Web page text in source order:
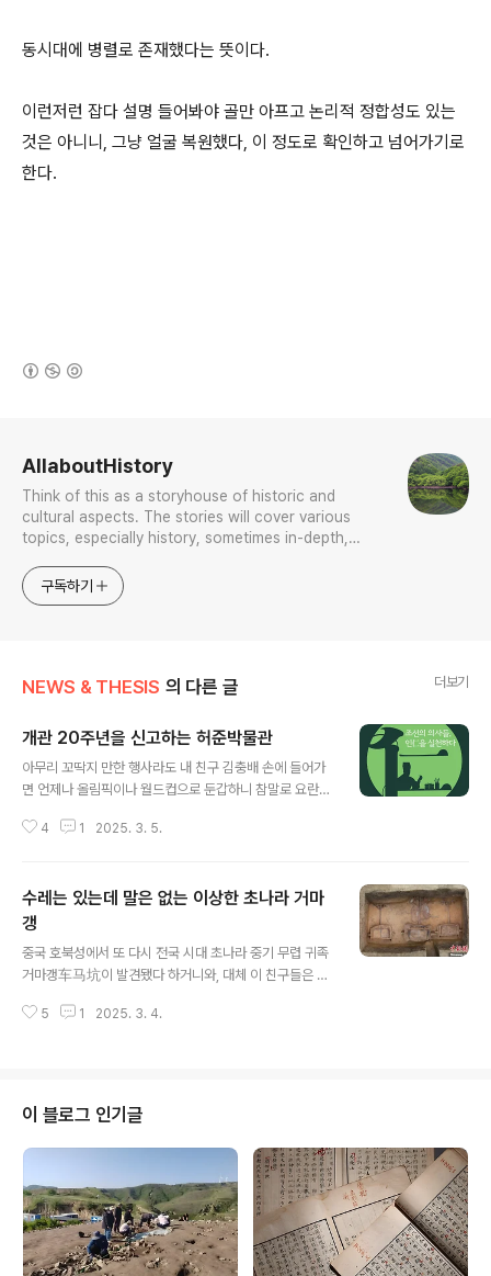
동시대에 병렬로 존재했다는 뜻이다.
이런저런 잡다 설명 들어봐야 골만 아프고 논리적 정합성도 있는
것은 아니니, 그냥 얼굴 복원했다, 이 정도로 확인하고 넘어가기로
한다.
AllaboutHistory
Think of this as a storyhouse of historic and
cultural aspects. The stories will cover various
topics, especially history, sometimes in-depth,
approach will be to resist any common sense or
generalized viewpoint
구독하기
NEWS & THESIS 의 다른 글 더보기
개관 20주년을 신고하는 허준박물관
아무리 꼬딱지 만한 행사라도 내 친구 김충배 손에 들어가
면 언제나 올림픽이나 월드컵으로 둔갑하니 참말로 요란스
영 공립박물관 사정이야 뻔하지 않겠는가?그런 데서도 저
춘배 대답은 같아서 간단히 추리면 그것이 국록을 먹는 자
의 도리라 한다.그래 맞다.공공성 공익성을 빼면 그게 공직
자 혹은 준공직자이겠는가?저런 일 하라 월급 받는 건데 저
런 일 되도록 잘 포장해서 내놓아야지 않겠는가?허준박물
관이 개관 20주년을 기념해 仁이라는 추상명사를 해체한
특별전을 준비한다.저에 초점하되 전시는 구상화해야 하니
4 1 2025. 3. 5.
수레는 있는데 말은 없는 이상한 초나라 거마
갱
중국 호북성에서 또 다시 전국 시대 초나라 중기 무렵 귀족
거마갱车马坑이 발견됐다 하거니와, 대체 이 친구들은 언
단 땅은 넓고 봐야 한다. 암튼 이르기를 최근 호북성 당양
은 동쪽, 수레는 서쪽에 배열하는 방식이며 3대 수레와 2
개마리 말을 매장한 것으로 드러났다 한다.저 첨부 사진이
뚜렷이 보이듯이 수레는 3대인데, 말은 꼴랑 두 마리만 보
인다. 말 두 마리가 석 대 수레를 끌었다는 말인가? 보통은
수레당 말 몇 마리를 놓아야 하는데, 아까워서 두 마리만 희
생했을까? 아니면 무덤 만드는 과정에서 부..
5 1 2025. 3. 4.
이 블로그 인기글